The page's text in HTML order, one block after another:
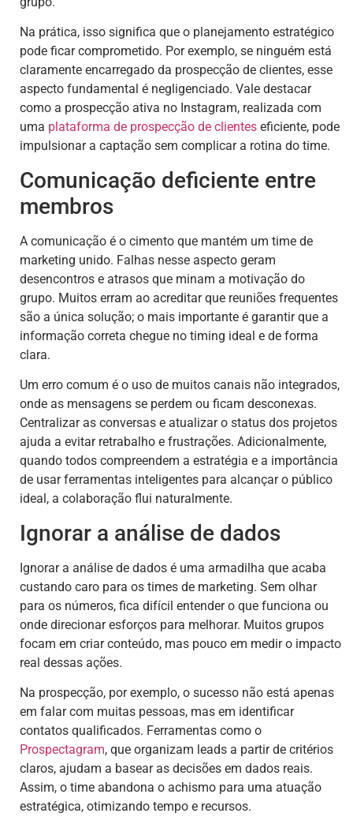
Na prática, isso significa que o planejamento estratégico
pode ficar comprometido. Por exemplo, se ninguém está
claramente encarregado da prospecção de clientes, esse
aspecto fundamental é negligenciado. Vale destacar
como a prospecção ativa no Instagram, realizada com
uma plataforma de prospecção de clientes eficiente, pode
impulsionar a captação sem complicar a rotina do time.
Comunicação deficiente entre
membros
A comunicação é o cimento que mantém um time de
marketing unido. Falhas nesse aspecto geram
desencontros e atrasos que minam a motivação do
grupo. Muitos erram ao acreditar que reuniões frequentes
são a única solução; o mais importante é garantir que a
informação correta chegue no timing ideal e de forma
clara.
Um erro comum é o uso de muitos canais não integrados,
onde as mensagens se perdem ou ficam desconexas.
Centralizar as conversas e atualizar o status dos projetos
ajuda a evitar retrabalho e frustrações. Adicionalmente,
quando todos compreendem a estratégia e a importância
de usar ferramentas inteligentes para alcançar o público
ideal, a colaboração flui naturalmente.
Ignorar a análise de dados
Ignorar a análise de dados é uma armadilha que acaba
custando caro para os times de marketing. Sem olhar
para os números, fica difícil entender o que funciona ou
onde direcionar esforços para melhorar. Muitos grupos
focam em criar conteúdo, mas pouco em medir o impacto
real dessas ações.
Na prospecção, por exemplo, o sucesso não está apenas
em falar com muitas pessoas, mas em identificar
contatos qualificados. Ferramentas como o
Prospectagram, que organizam leads a partir de critérios
claros, ajudam a basear as decisões em dados reais.
Assim, o time abandona o achismo para uma atuação
estratégica, otimizando tempo e recursos.